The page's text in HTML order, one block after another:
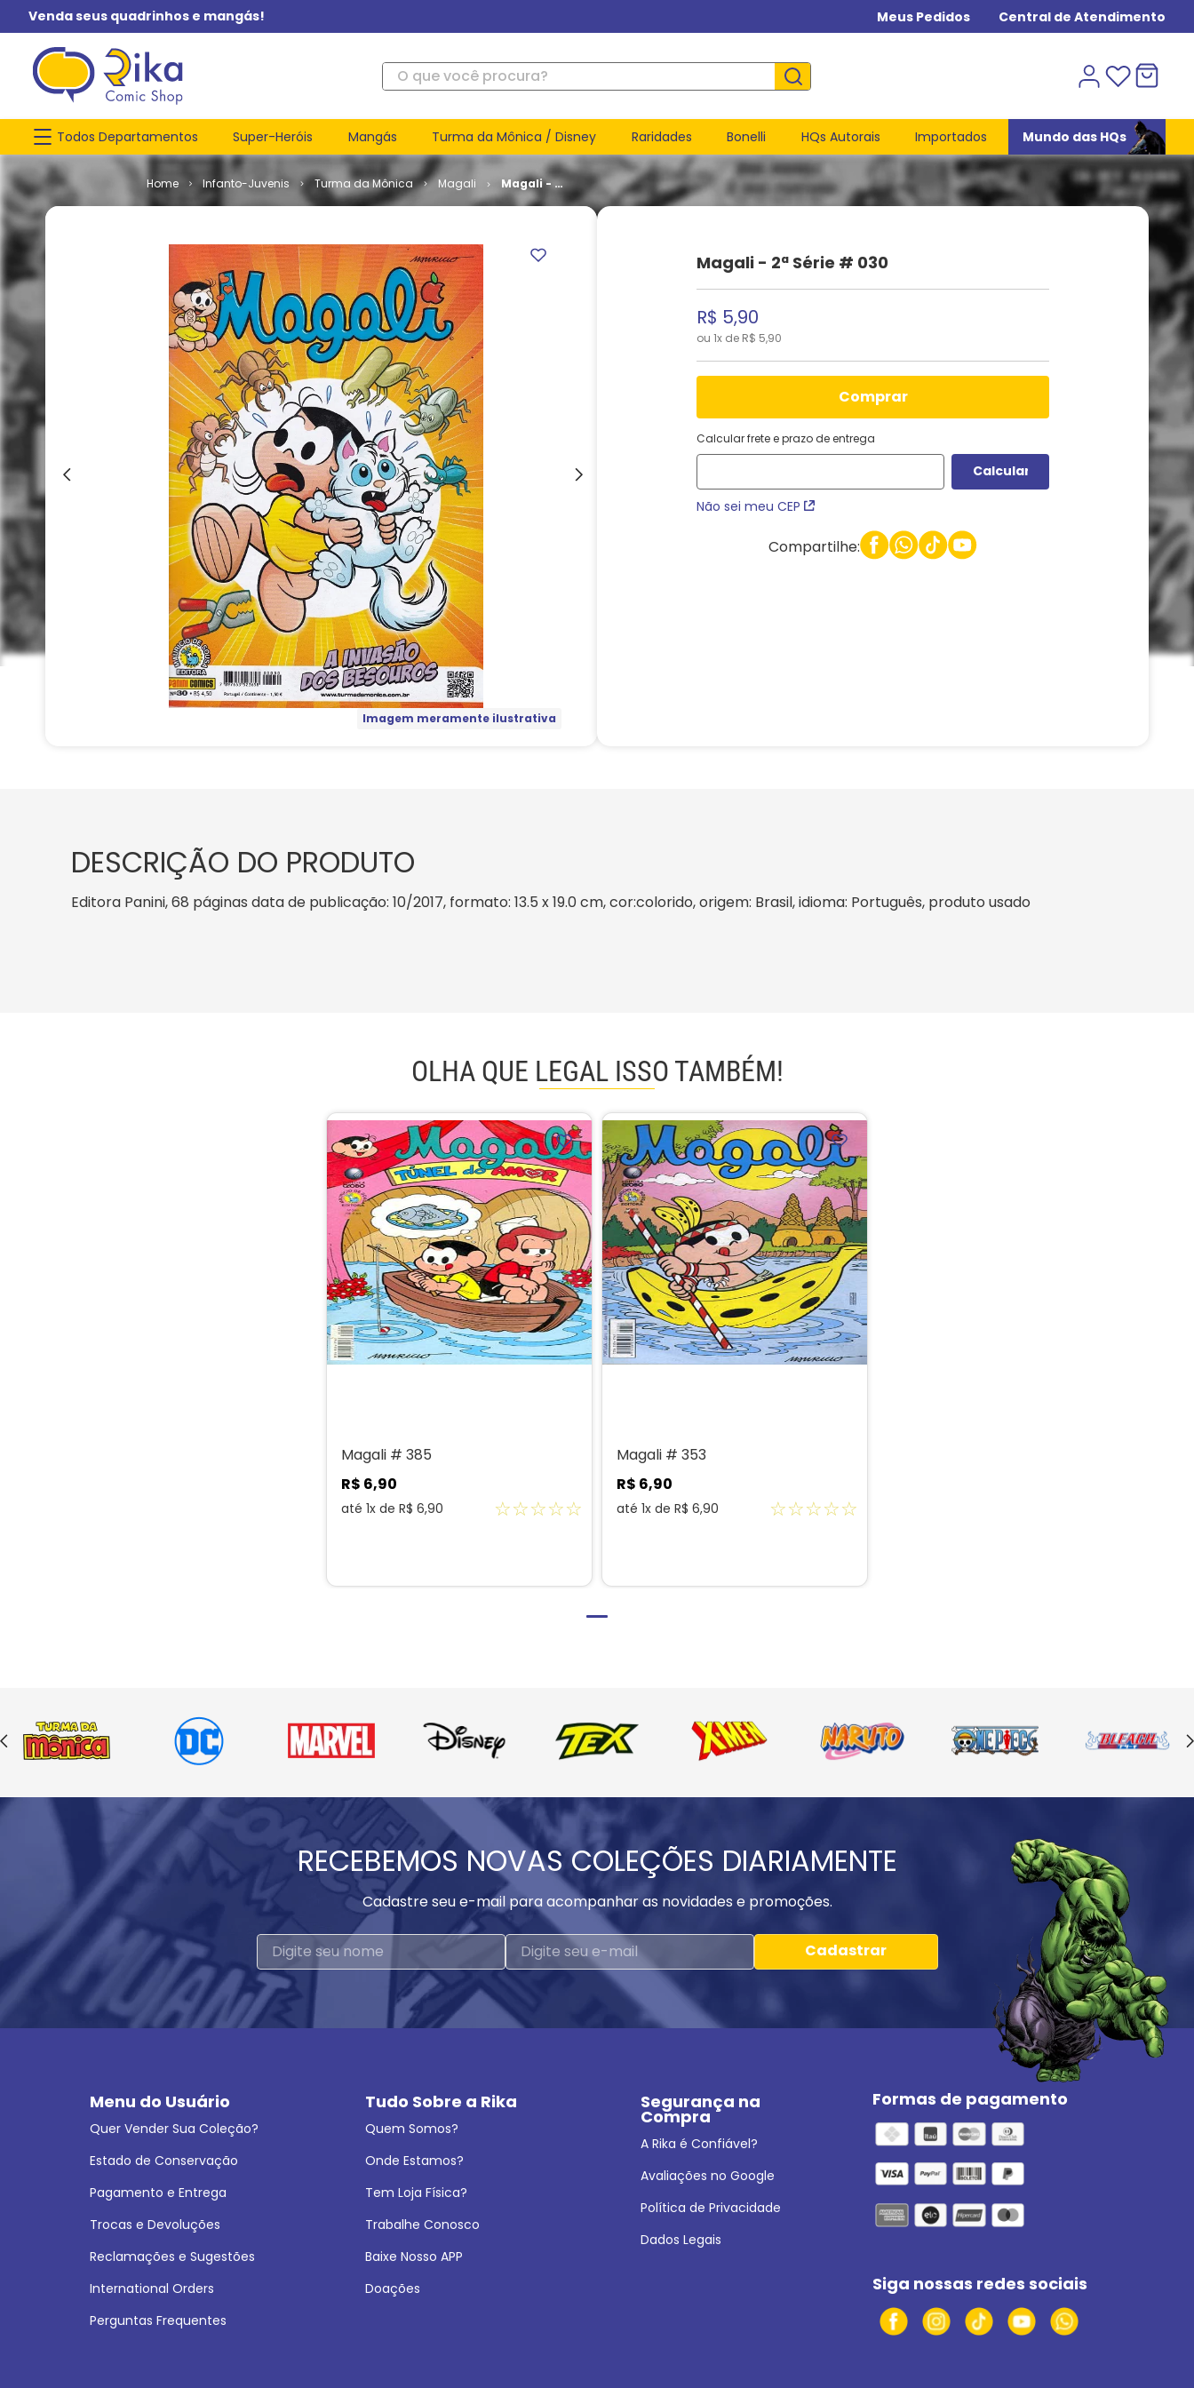
Venda seus quadrinhos e mangás! Meus Pedidos Central de Atendimento
O que você procura?
Todos Departamentos Super-Heróis Mangás Turma da Mônica / Disney Raridades Bonelli HQs Autorais Importados Mundo das HQs
Infanto-Juvenis Turma da Mônica Magali
Magali - 2ª
Série #
Imagem meramente ilustrativa
Magali - 2ª Série # 030
R$ 5,90
ou 1x de R$ 5,90
comprar
Calcular frete e prazo de entrega
Não sei meu CEP
Compartilhe:
DESCRIÇÃO DO PRODUTO
Editora Panini, 68 páginas data de publicação: 10/2017, formato: 13.5 x 19.0 cm, cor:colorido, origem: Brasil, idioma: Português, produto usado
OLHA QUE LEGAL ISSO TAMBÉM!
Magali # 385
R$ 6,90
até 1x de R$ 6,90 ☆☆☆☆☆
Magali # 353
R$ 6,90
até 1x de R$ 6,90 ☆☆☆☆☆
RECEBEMOS NOVAS COLEÇÕES DIARIAMENTE
Cadastre seu e-mail para acompanhar as novidades e promoções.
Cadastrar
Menu do Usuário
Quer Vender Sua Coleção?
Estado de Conservação
Pagamento e Entrega
Trocas e Devoluções
Reclamações e Sugestões
International Orders
Perguntas Frequentes
Tudo Sobre a Rika
Quem Somos?
Onde Estamos?
Tem Loja Física?
Trabalhe Conosco
Baixe Nosso APP
Doações
Segurança na
Compra
A Rika é Confiável?
Avaliações no Google
Política de Privacidade
Dados Legais
Formas de pagamento
Siga nossas redes sociais